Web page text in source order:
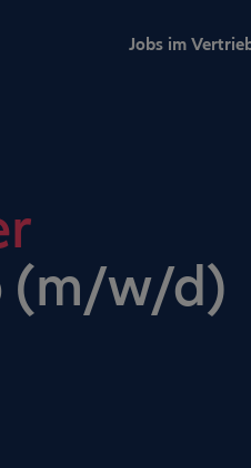
Jobs im
(m/w/d)